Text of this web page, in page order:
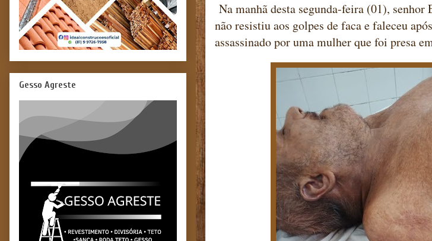
Na manhã desta segunda-feira (01), senhor
não resistiu aos golpes de faca e faleceu
assassinado por uma mulher que foi presa
Gesso Agreste